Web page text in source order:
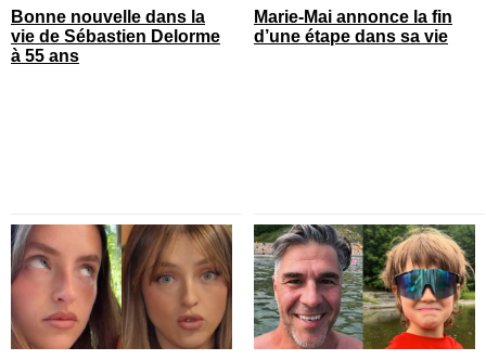
Bonne nouvelle dans la
vie de Sébastien Delorme
à 55 ans
Marie-Mai annonce la fin
d’une étape dans sa vie